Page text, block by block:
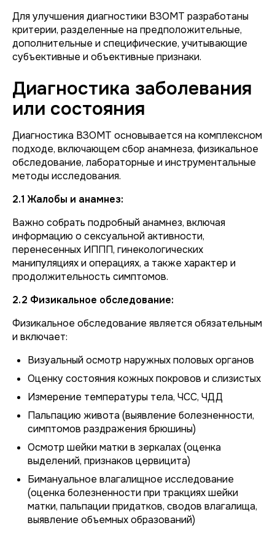
Для улучшения диагностики ВЗОМТ разработаны
критерии, разделенные на предположительные,
дополнительные и специфические, учитывающие
субъективные и объективные признаки.
Диагностика заболевания
или состояния
Диагностика ВЗОМТ основывается на комплексном
подходе, включающем сбор анамнеза, физикальное
обследование, лабораторные и инструментальные
методы исследования.
2.1 Жалобы и анамнез:
Важно собрать подробный анамнез, включая
информацию о сексуальной активности,
перенесенных ИППП, гинекологических
манипуляциях и операциях, а также характер и
продолжительность симптомов.
2.2 Физикальное обследование:
Физикальное обследование является обязательным
и включает:
Визуальный осмотр наружных половых органов
Оценку состояния кожных покровов и слизистых
Измерение температуры тела, ЧСС, ЧДД
Пальпацию живота (выявление болезненности,
симптомов раздражения брюшины)
Осмотр шейки матки в зеркалах (оценка
выделений, признаков цервицита)
Бимануальное влагалищное исследование
(оценка болезненности при тракциях шейки
матки, пальпации придатков, сводов влагалища,
выявление объемных образований)